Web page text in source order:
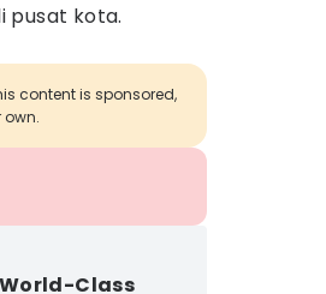
pusat kota.
content is sponsored,
Class